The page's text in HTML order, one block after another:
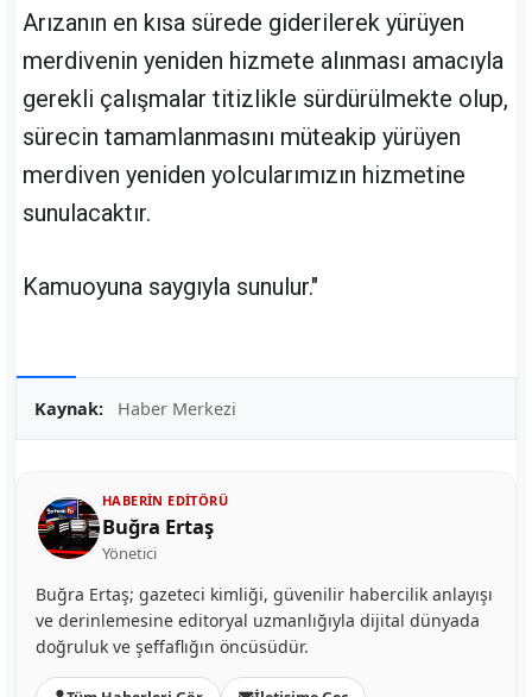
Arızanın en kısa sürede giderilerek yürüyen
merdivenin yeniden hizmete alınması amacıyla
gerekli çalışmalar titizlikle sürdürülmekte olup,
sürecin tamamlanmasını müteakip yürüyen
merdiven yeniden yolcularımızın hizmetine
sunulacaktır.
Kamuoyuna saygıyla sunulur."
Kaynak: Haber Merkezi
HABERIN EDITÖRÜ
Buğra Ertaş
Yönetici
Buğra Ertaş; gazeteci kimliği, güvenilir habercilik anlayışı
ve derinlemesine editoryal uzmanlığıyla dijital dünyada
doğruluk ve şeffaflığın öncüsüdür.